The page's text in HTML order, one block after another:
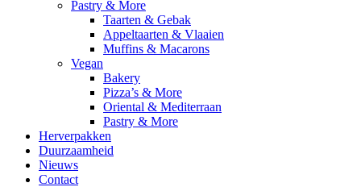
Pastry & More
Taarten & Gebak
Appeltaarten & Vlaaien
Muffins & Macarons
Vegan
Bakery
Pizza’s & More
Oriental & Mediterraan
Pastry & More
Herverpakken
Duurzaamheid
Nieuws
Contact